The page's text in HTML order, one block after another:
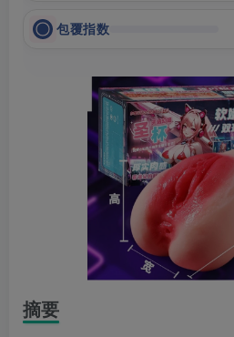
包覆指数
摘要